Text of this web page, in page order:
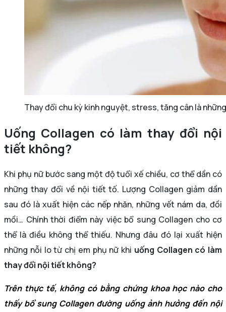
Thay đổi chu kỳ kinh nguyệt, stress, tăng cân là
Uống Collagen có làm thay đổi nội
tiết không?
Khi phụ nữ bước sang một độ tuổi xế chiều, cơ thể dần có
những thay đổi về nội tiết tố. Lượng Collagen giảm dần
sau đó là xuất hiện các nếp nhăn, những vết nám da, đồi
mồi… Chính thời điểm này việc bổ sung Collagen cho cơ
thể là điều không thể thiếu. Nhưng đâu đó lại xuất hiện
những nỗi lo từ chị em phụ nữ khi uống Collagen có làm
thay đổi nội tiết không?
Trên thực tế, không có bằng chứng khoa học nào cho
thấy bổ sung Collagen đường uống ảnh hưởng đến nội